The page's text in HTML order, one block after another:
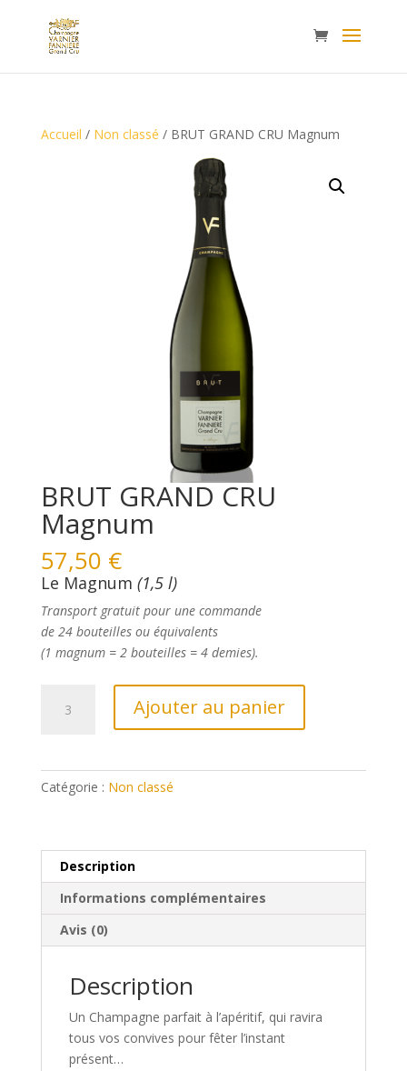
Accueil / Non classé / BRUT GRAND CRU Magnum
BRUT GRAND CRU
Magnum
57,50 €
Le Magnum (1,5 l)
Transport gratuit pour une commande
de 24 bouteilles ou équivalents
(1 magnum = 2 bouteilles = 4 demies).
CRU
Magnum
Ajouter au panier
Catégorie : Non classé
Description
Informations complémentaires
Avis (0)
Description
Un Champagne parfait à l’apéritif, qui ravira
tous vos convives pour fêter l’instant
présent…